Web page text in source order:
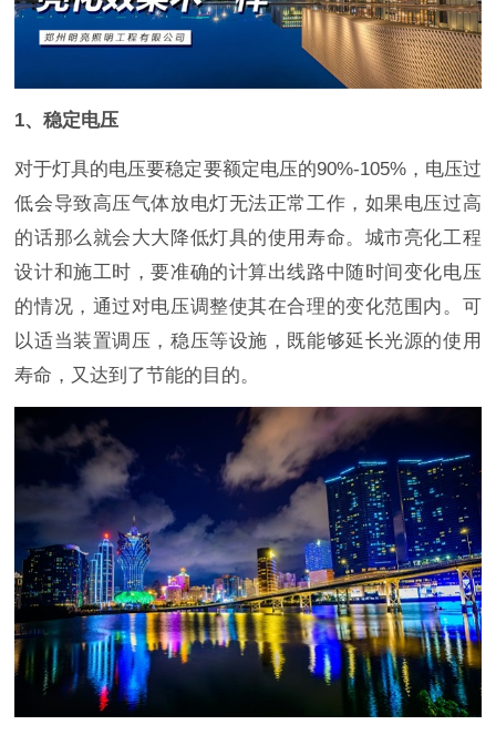
1、稳定电压
对于灯具的电压要稳定要额定电压的90%-105%，电压过
低会导致高压气体放电灯无法正常工作，如果电压过高
的话那么就会大大降低灯具的使用寿命。城市亮化工程
设计和施工时，要准确的计算出线路中随时间变化电压
的情况，通过对电压调整使其在合理的变化范围内。可
以适当装置调压，稳压等设施，既能够延长光源的使用
寿命，又达到了节能的目的。